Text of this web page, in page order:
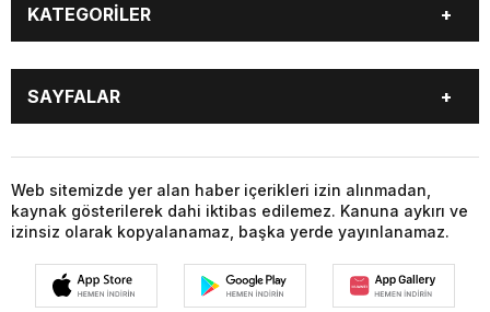
KATEGORİLER
BURÇLAR
CANLI BORSA
CANLI SONUÇLAR
COVID-19
FİKSTÜR
FİRMA EKLE
FİRMA REHBERİ
GAZETE OKU
GAZETELER
HABER GÖNDER
HAVA DURUMU
NÖBETÇİ ECZANELER
PARİTELER
SAYFALAR
CANLI SONUÇLAR
CANLI TV
COVID-19
FİKSTÜR
FİRMA EKLE
FİRMA REHBERİ
GAZETE OKU
GAZETELER
HABER GÖNDER
HAVA DURUMU
Web sitemizde yer alan haber içerikleri izin alınmadan,
kaynak gösterilerek dahi iktibas edilemez. Kanuna aykırı ve
izinsiz olarak kopyalanamaz, başka yerde yayınlanamaz.